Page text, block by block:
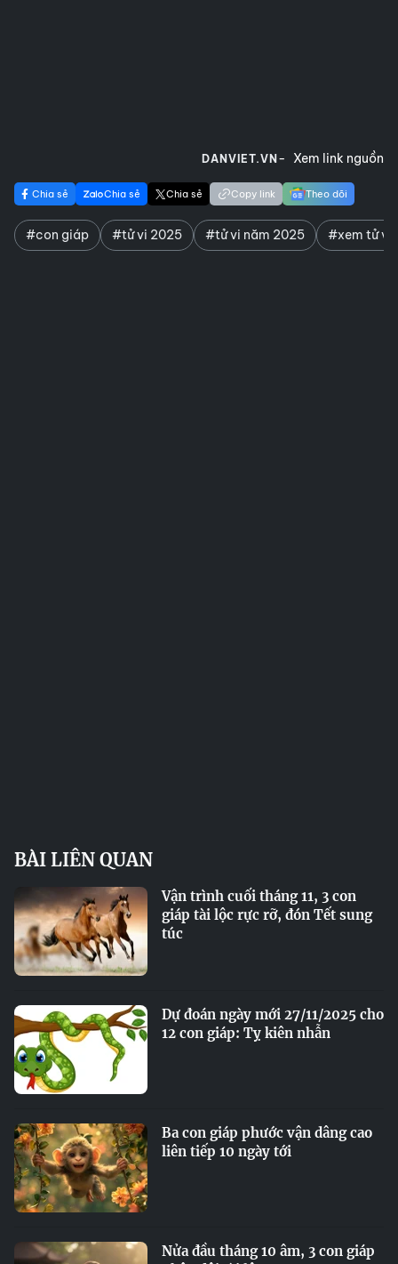
DANVIET.VN Xem link nguồn
Chia sẻ Chia sẻ Chia sẻ Copy link Theo dõi
#con giáp #tử vi 2025 #tử vi năm 2025 #xem tử vi
BÀI LIÊN QUAN
Vận trình cuối tháng 11, 3 con
giáp tài lộc rực rỡ, đón Tết sung
túc
Dự đoán ngày mới 27/11/2025 cho
12 con giáp: Tỵ kiên nhẫn
Ba con giáp phước vận dâng cao
liên tiếp 10 ngày tới
Nửa đầu tháng 10 âm, 3 con giáp